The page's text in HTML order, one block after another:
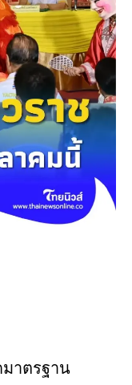
มาตรฐาน